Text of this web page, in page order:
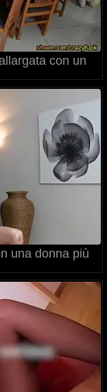
con un
una donna più